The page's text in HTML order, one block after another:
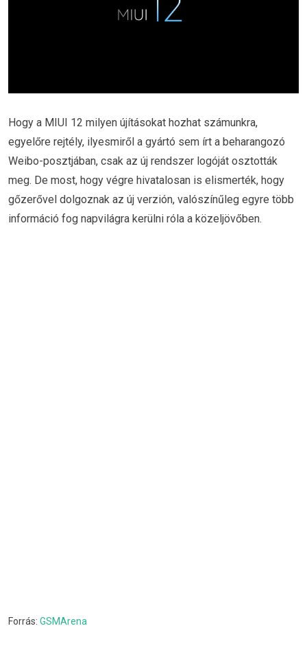
Hogy a MIUI 12 milyen újításokat hozhat számunkra,
egyelőre rejtély, ilyesmiről a gyártó sem írt a beharangozó
Weibo-posztjában, csak az új rendszer logóját osztották
meg. De most, hogy végre hivatalosan is elismerték, hogy
gőzerővel dolgoznak az új verzión, valószínűleg egyre több
információ fog napvilágra kerülni róla a közeljövőben.
Forrás: GSMArena